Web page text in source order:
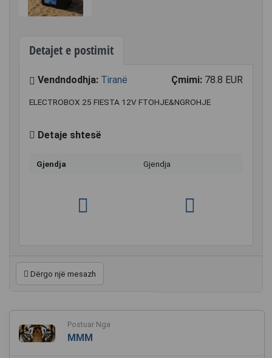
Detajet e postimit
Vendndodhja: Tiranë Çmimi: 78.8 EUR
ELECTROBOX 25 FIESTA 12V FTOHJE&NGROHJE
Detaje shtesë
Gjendja Gjendja
Dërgo një mesazh
Postuar Nga
MMM